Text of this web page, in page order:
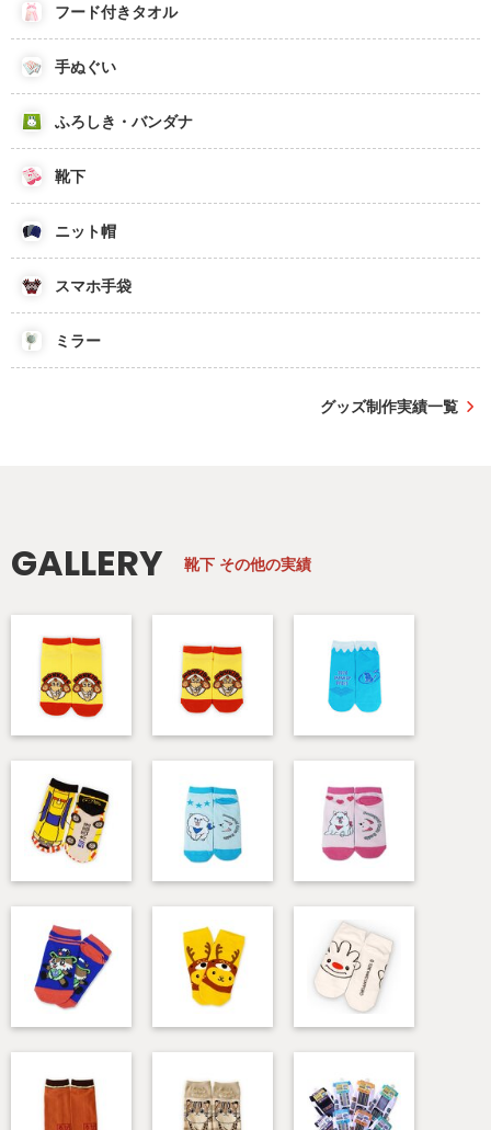
フード付きタオル
手ぬぐい
ふろしき・バンダナ
靴下
ニット帽
スマホ手袋
ミラー
グッズ制作実績一覧
GALLERY 靴下 その他の実績